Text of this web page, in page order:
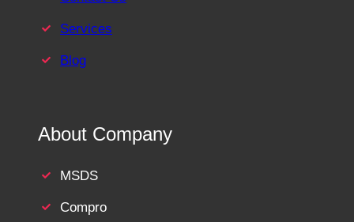
Services
Blog
About Company
MSDS
Compro